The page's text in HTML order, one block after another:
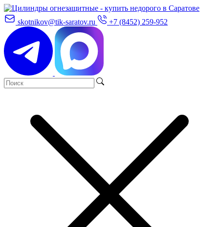
skotnikov@tik-saratov.ru +7 (8452) 259-952